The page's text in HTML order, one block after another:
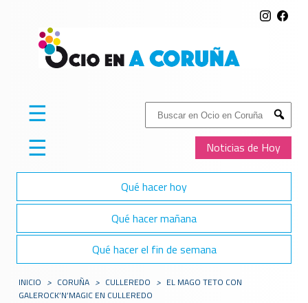
Buscar:
Submit
Noticias de Hoy
☰
☰
Qué hacer hoy
Qué hacer mañana
Qué hacer el fin de semana
INICIO > CORUÑA > CULLEREDO > EL MAGO TETO CON
GALEROCK’N’MAGIC EN CULLEREDO